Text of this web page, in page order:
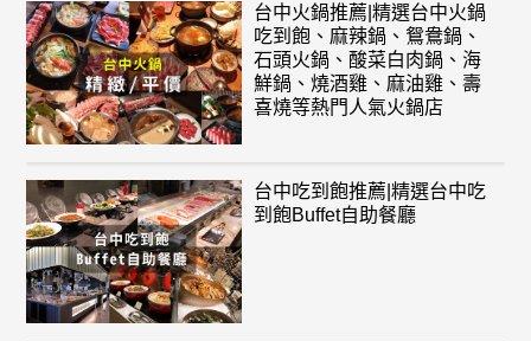
台中火鍋推薦|精選台中火鍋
吃到飽、麻辣鍋、鴛鴦鍋、
石頭火鍋、酸菜白肉鍋、海
鮮鍋、燒酒雞、麻油雞、壽
喜燒等熱門人氣火鍋店
台中吃到飽推薦|精選台中吃
到飽Buffet自助餐廳